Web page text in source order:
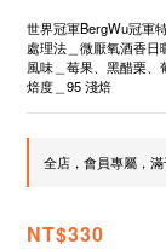
世界冠軍BergWu冠軍
處理法＿微厭氧酒香日
風味＿莓果、黑醋栗
焙度＿95 淺焙
全店，會員專屬，
NT$330